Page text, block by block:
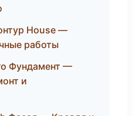
House —
работы
Фундамент —
и